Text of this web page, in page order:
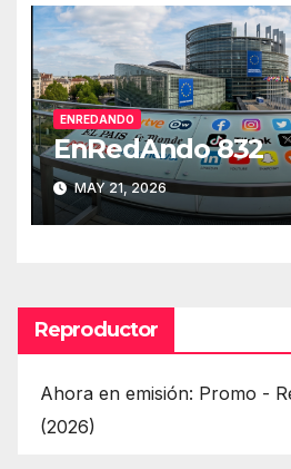
ENREDANDO
EnRedAndo 832
MAY 21, 2026
Reproductor
Ahora en emisión: Promo -
(2026)